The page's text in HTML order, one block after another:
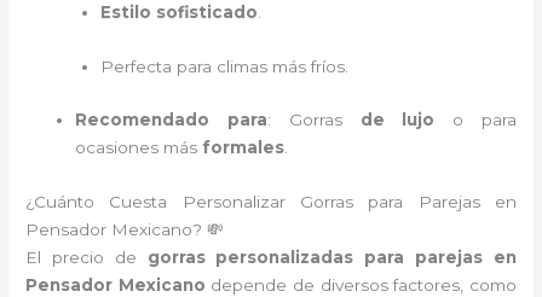
Estilo sofisticado
Perfecta para climas más fríos.
Recomendado para: Gorras de lujo o para
ocasiones más formales.
¿Cuánto Cuesta Personalizar Gorras para Parejas en
Pensador Mexicano? 💸
El precio de gorras personalizadas para parejas en
Pensador Mexicano depende de diversos factores, como